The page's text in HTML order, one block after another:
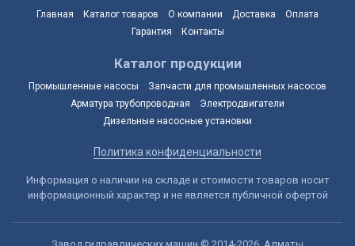
Главная Каталог товаров О компании Доставка
Оплата
Гарантия
Контакты
Каталог продукции
Промышленные насосы
Запчасти для промышленных насосов
Арматура трубопроводная
Электродвигатели
Дизельные насосные установки
Политика конфиденциальности
Информация о наличии на складе и стоимости товаров носит
информационный характер и не является публичной офертой